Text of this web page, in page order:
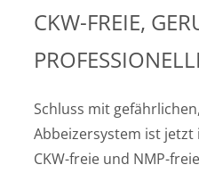
CKW-FREIE,
Schluss mit
Abbeizersystem ist
CKW-freie und NMP-